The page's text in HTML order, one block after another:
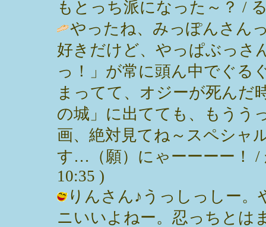
もとっち派になった～？ /
やったね、みっぽんさん
好きだけど、やっぱぶっさ
っ！」が常に頭ん中でぐる
まってて、オジーが死んだ
の城」に出てても、もうう
画、絶対見てね～スペシャ
す…（願）にゃーーーー！ /
10:35 )
りんさん♪うっしっしー。
ニいいよねー。忍っちとは